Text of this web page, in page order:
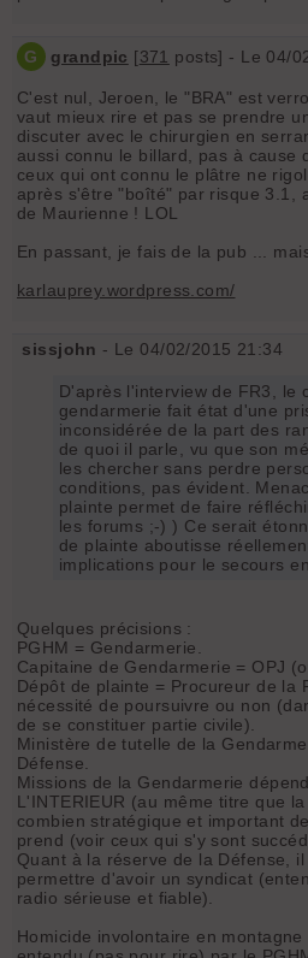
G grandpic [371 posts] - Le 04/
C'est nul, Jeroen, le "BRA" est
vaut mieux rire et pas se prendre
discuter avec le chirurgien en
aussi connu le billard, pas à cause
ceux qui ont connu le plâtre ne
après s'être "boîté" par risque 3.1,
de Maurienne ! LOL
En passant, je fais de la pub ...
karlauprey.wordpress.com/
sissjohn - Le 04/02/2015 21:34
D'après l'interview de FR3, le
gendarmerie fait état d'une
inconsidérée de la part des
de quoi il parle, vu que son
les chercher sans perdre
conditions, pas évident.
plainte permet de faire
les forums ;-) ) Ce serait
de plainte aboutisse
implications pour le secours
Quelques précisions :
PGHM = Gendarmerie.
Capitaine de Gendarmerie = OPJ
Dépôt de plainte = Procureur de la
nécessité de poursuivre ou non
de se constituer partie civile).
Ministère de tutelle de la
Défense.
Missions de la Gendarmerie
L'INTERIEUR (au même titre que
combien stratégique et important
prend (voir ceux qui s'y sont
Quant à la réserve de la Défense,
permettre d'avoir un syndicat
radio sérieuse et fiable).
Homicide involontaire en